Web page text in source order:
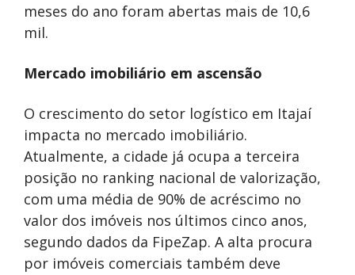
meses do ano foram abertas mais de 10,6
mil.
Mercado imobiliário em ascensão
O crescimento do setor logístico em Itajaí
impacta no mercado imobiliário.
Atualmente, a cidade já ocupa a terceira
posição no ranking nacional de valorização,
com uma média de 90% de acréscimo no
valor dos imóveis nos últimos cinco anos,
segundo dados da FipeZap. A alta procura
por imóveis comerciais também deve